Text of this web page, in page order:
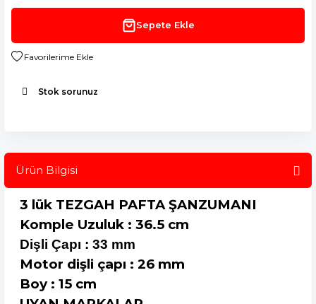
Sepete Ekle
Stok sorunuz
Ürün Bilgisi
3 lük TEZGAH PAFTA ŞANZUMANI
Komple Uzuluk : 36.5 cm
Dişli Çapı : 33 mm
Motor dişli çapı : 26 mm
Boy : 15 cm